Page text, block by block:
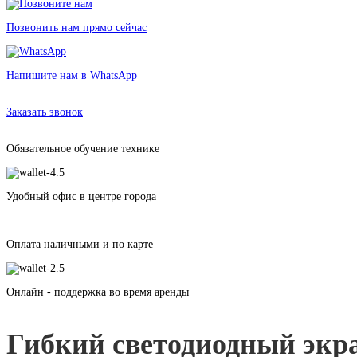
Позвонить нам прямо сейчас
Напишите нам в WhatsApp
Заказать звонок
Обязательное обучение технике
Удобный офис в центре города
Оплата наличными и по карте
Онлайн - поддержка во время аренды
Гибкий светодиодный